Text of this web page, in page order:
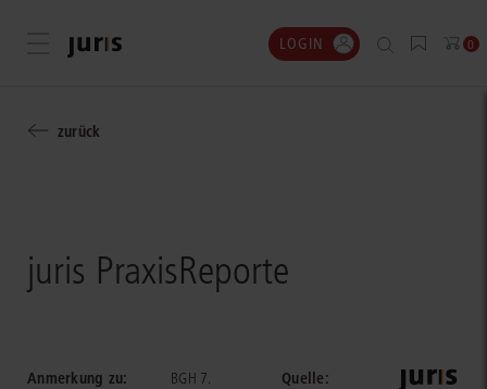
Menü öffnen LOGIN 0
zurück
juris PraxisReporte
Anmerkung zu:
BGH 7.
Quelle: